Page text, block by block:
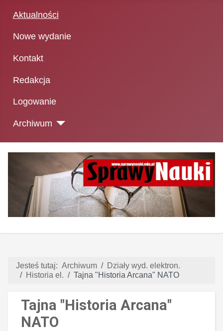
Aktualności
Nowe wydanie
Kontakt
Redakcja
Logowanie
Archiwum
Jesteś tutaj: Archiwum
Działy wyd. elektron.
Historia el.
Tajna "Historia Arcana" NATO
Tajna "Historia Arcana"
NATO